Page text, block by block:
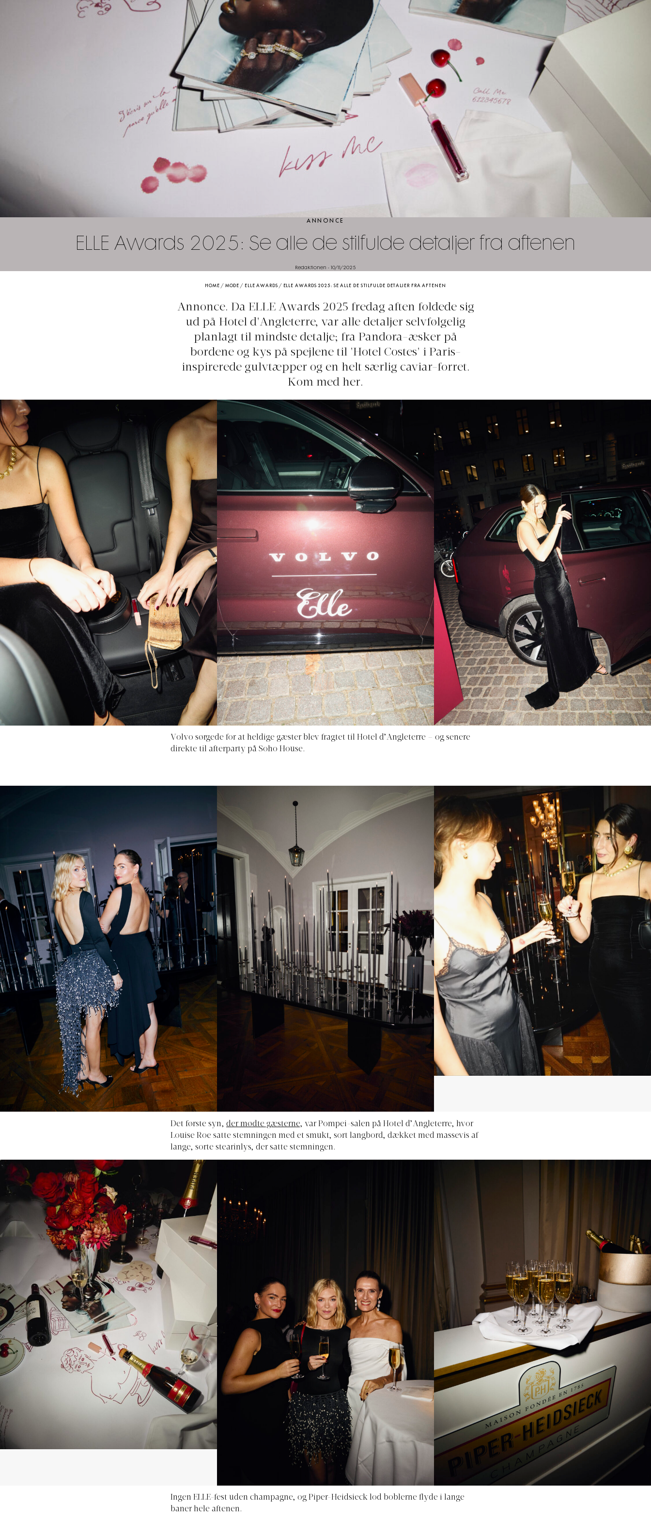
ANNONCE
ELLE Awards 2025: Se alle de stilfulde detaljer fra aftenen
Redaktionen - 10/11/2025
HOME / MODE / ELLE AWARDS / ELLE AWARDS 2025: SE ALLE DE STILFULDE DETALJER FRA AFTENEN
Annonce. Da ELLE Awards 2025 fredag aften foldede sig
ud på Hotel d'Angleterre, var alle detaljer selvfølgelig
planlagt til mindste detalje; fra Pandora-æsker på
bordene og kys på spejlene til 'Hotel Costes' i Paris-
inspirerede gulvtæpper og en helt særlig caviar-forret.
Kom med her.
Volvo sørgede for at heldige gæster blev fragtet til Hotel d’Angleterre – og senere
direkte til afterparty på Soho House.
Det første syn, der mødte gæsterne, var Pompei-salen på Hotel d’Angleterre, hvor
Louise Roe satte stemningen med et smukt, sort langbord, dækket med massevis af
lange, sorte stearinlys, der satte stemningen.
Ingen ELLE-fest uden champagne, og Piper-Heidsieck lod boblerne flyde i lange
baner hele aftenen.